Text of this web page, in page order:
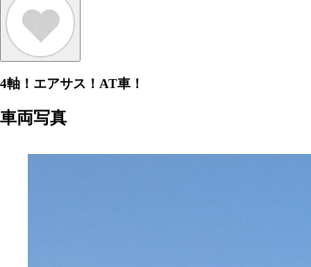
4軸！エアサス！AT車！
車両写真